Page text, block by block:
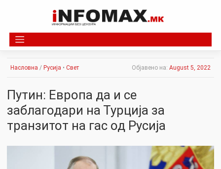
Насловна / Русија • Свет Објавено на: August 5, 2022
Путин: Европа да и се
заблагодари на Турција за
транзитот на гас од Русија